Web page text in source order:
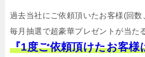
過去当社にご依頼頂いたお客様(回数
毎月抽選で超豪華プレゼントが当た
『1度ご依頼頂けたお客様